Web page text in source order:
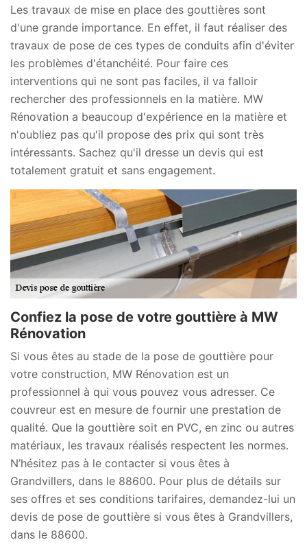
Les travaux de mise en place des gouttières sont
d'une grande importance. En effet, il faut réaliser des
travaux de pose de ces types de conduits afin d'éviter
les problèmes d'étanchéité. Pour faire ces
interventions qui ne sont pas faciles, il va falloir
rechercher des professionnels en la matière. MW
Rénovation a beaucoup d'expérience en la matière et
n'oubliez pas qu'il propose des prix qui sont très
intéressants. Sachez qu'il dresse un devis qui est
totalement gratuit et sans engagement.
Confiez la pose de votre gouttière à MW
Rénovation
Si vous êtes au stade de la pose de gouttière pour
votre construction, MW Rénovation est un
professionnel à qui vous pouvez vous adresser. Ce
couvreur est en mesure de fournir une prestation de
qualité. Que la gouttière soit en PVC, en zinc ou autres
matériaux, les travaux réalisés respectent les normes.
N’hésitez pas à le contacter si vous êtes à
Grandvillers, dans le 88600. Pour plus de détails sur
ses offres et ses conditions tarifaires, demandez-lui un
devis de pose de gouttière si vous êtes à Grandvillers,
dans le 88600.